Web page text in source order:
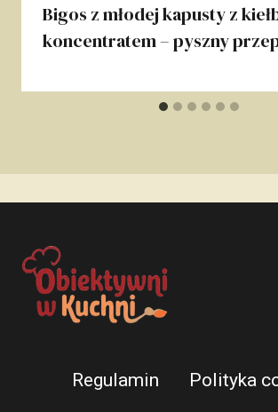
Bigos z młodej kapusty z
koncentratem – pyszny
Regulamin
Polityka